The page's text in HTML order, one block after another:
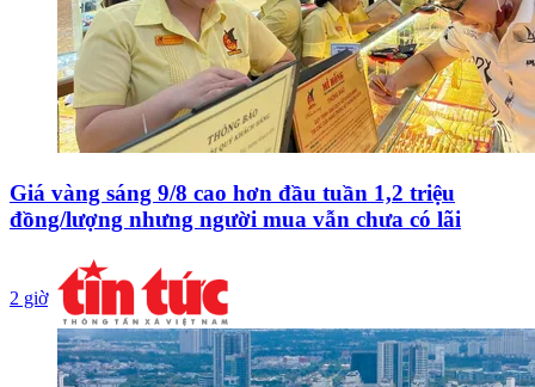
Giá vàng sáng 9/8 cao hơn đầu tuần 1,2 triệu
đồng/lượng nhưng người mua vẫn chưa có lãi
2 giờ